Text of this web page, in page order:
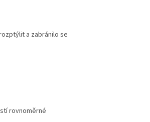
a zabránilo se
rovnoměrné